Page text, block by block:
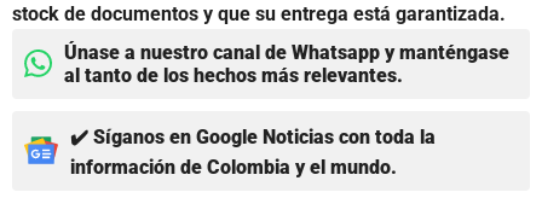
stock de documentos y que su entrega está garantizada.
Únase a nuestro canal de Whatsapp y manténgase
al tanto de los hechos más relevantes.
✔️ Síganos en Google Noticias con toda la
información de Colombia y el mundo.